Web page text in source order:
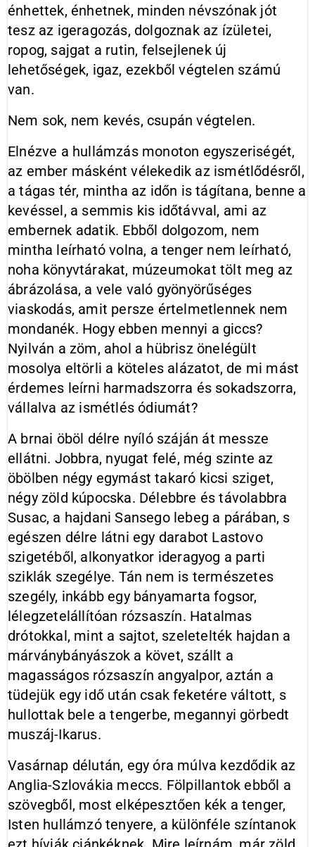
énhettek, énhetnek, minden névszónak jót
tesz az igeragozás, dolgoznak az ízületei,
ropog, sajgat a rutin, felsejlenek új
lehetőségek, igaz, ezekből végtelen számú
van.
Nem sok, nem kevés, csupán végtelen.
Elnézve a hullámzás monoton egyszeriségét,
az ember másként vélekedik az ismétlődésről,
a tágas tér, mintha az időn is tágítana, benne a
kevéssel, a semmis kis időtávval, ami az
embernek adatik. Ebből dolgozom, nem
mintha leírható volna, a tenger nem leírható,
noha könyvtárakat, múzeumokat tölt meg az
ábrázolása, a vele való gyönyörűséges
viaskodás, amit persze értelmetlennek nem
mondanék. Hogy ebben mennyi a giccs?
Nyilván a zöm, ahol a hübrisz önelégült
mosolya eltörli a köteles alázatot, de mi mást
érdemes leírni harmadszorra és sokadszorra,
vállalva az ismétlés ódiumát?
A brnai öböl délre nyíló száján át messze
ellátni. Jobbra, nyugat felé, még szinte az
öbölben négy egymást takaró kicsi sziget,
négy zöld kúpocska. Délebbre és távolabbra
Susac, a hajdani Sansego lebeg a párában, s
egészen délre látni egy darabot Lastovo
szigetéből, alkonyatkor ideragyog a parti
sziklák szegélye. Tán nem is természetes
szegély, inkább egy bányamarta fogsor,
lélegzetelállítóan rózsaszín. Hatalmas
drótokkal, mint a sajtot, szeletelték hajdan a
márványbányászok a követ, szállt a
magasságos rózsaszín angyalpor, aztán a
tüdejük egy idő után csak feketére váltott, s
hullottak bele a tengerbe, megannyi görbedt
muszáj-Ikarus.
Vasárnap délután, egy óra múlva kezdődik az
Anglia-Szlovákia meccs. Fölpillantok ebből a
szövegből, most elképesztően kék a tenger,
Isten hullámzó tenyere, a különféle színtanok